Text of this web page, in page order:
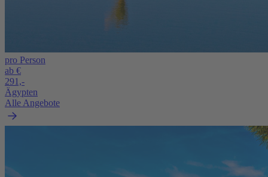
pro Person
ab €
291,-
Ägypten
Alle Angebote